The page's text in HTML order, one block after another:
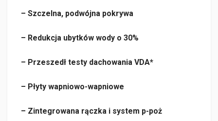
– Szczelna, podwójna pokrywa
– Redukcja ubytków wody o 30%
– Przeszedł testy dachowania VDA*
– Płyty wapniowo-wapniowe
– Zintegrowana rączka i system p-poż